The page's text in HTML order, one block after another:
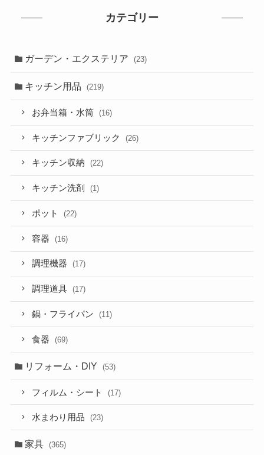
カテゴリー
ガーデン・エクステリア (23)
キッチン用品 (219)
お弁当箱・水筒 (16)
キッチンファブリック (26)
キッチン収納 (22)
キッチン洗剤 (1)
ポット (22)
容器 (16)
調理機器 (17)
調理道具 (17)
鍋・フライパン (11)
食器 (69)
リフォーム・DIY (53)
フィルム・シート (17)
水まわり用品 (23)
家具 (365)